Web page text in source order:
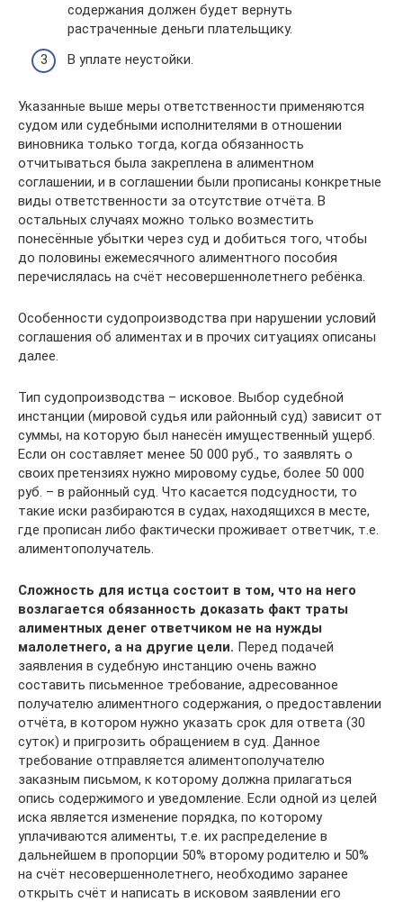
содержания должен будет вернуть
растраченные деньги плательщику.
В уплате неустойки.
Указанные выше меры ответственности применяются
судом или судебными исполнителями в отношении
виновника только тогда, когда обязанность
отчитываться была закреплена в алиментном
соглашении, и в соглашении были прописаны конкретные
виды ответственности за отсутствие отчёта. В
остальных случаях можно только возместить
понесённые убытки через суд и добиться того, чтобы
до половины ежемесячного алиментного пособия
перечислялась на счёт несовершеннолетнего ребёнка.
Особенности судопроизводства при нарушении условий
соглашения об алиментах и в прочих ситуациях описаны
далее.
Тип судопроизводства – исковое. Выбор судебной
инстанции (мировой судья или районный суд) зависит от
суммы, на которую был нанесён имущественный ущерб.
Если он составляет менее 50 000 руб., то заявлять о
своих претензиях нужно мировому судье, более 50 000
руб. – в районный суд. Что касается подсудности, то
такие иски разбираются в судах, находящихся в месте,
где прописан либо фактически проживает ответчик, т.е.
алиментополучатель.
Сложность для истца состоит в том, что на него
возлагается обязанность доказать факт траты
алиментных денег ответчиком не на нужды
малолетнего, а на другие цели. Перед подачей
заявления в судебную инстанцию очень важно
составить письменное требование, адресованное
получателю алиментного содержания, о предоставлении
отчёта, в котором нужно указать срок для ответа (30
суток) и пригрозить обращением в суд. Данное
требование отправляется алиментополучателю
заказным письмом, к которому должна прилагаться
опись содержимого и уведомление. Если одной из целей
иска является изменение порядка, по которому
уплачиваются алименты, т.е. их распределение в
дальнейшем в пропорции 50% второму родителю и 50%
на счёт несовершеннолетнего, необходимо заранее
открыть счёт и написать в исковом заявлении его